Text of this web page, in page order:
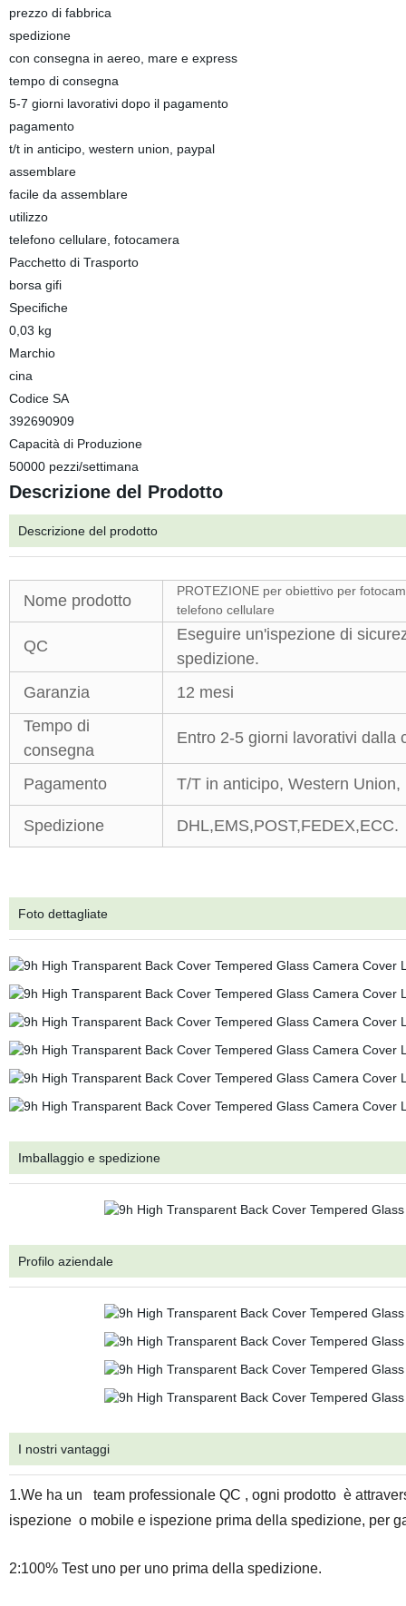
prezzo di fabbrica
spedizione
con consegna in aereo, mare e express
tempo di consegna
5-7 giorni lavorativi dopo il pagamento
pagamento
t/t in anticipo, western union, paypal
assemblare
facile da assemblare
utilizzo
telefono cellulare, fotocamera
Pacchetto di Trasporto
borsa gifi
Specifiche
0,03 kg
Marchio
cina
Codice SA
392690909
Capacità di Produzione
50000 pezzi/settimana
Descrizione del Prodotto
Descrizione del prodotto
Nome prodotto
PROTEZIONE per obiettivo per
telefono cellulare
QC
Eseguire un'ispezione di
spedizione.
Garanzia
12 mesi
Tempo di
consegna
Entro 2-5 giorni lavorativi dalla
Pagamento T/T in anticipo, Western Union,
Spedizione DHL,EMS,POST,FEDEX,ECC.
Foto dettagliate
Imballaggio e spedizione
Profilo aziendale
I nostri vantaggi
1.We ha un team professionale QC , ogni prodotto è
ispezione o mobile e ispezione prima della spedizione, per
2:100% Test uno per uno prima della spedizione.